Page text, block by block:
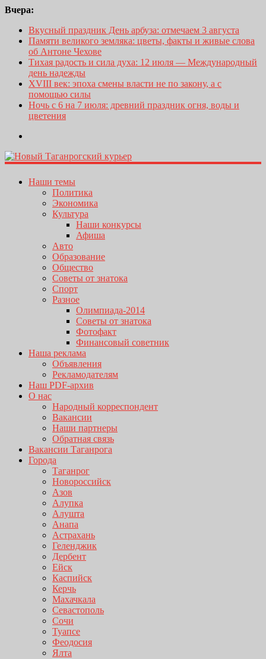
Вчера:
Вкусный праздник День арбуза: отмечаем 3 августа
Памяти великого земляка: цветы, факты и живые слова
об Антоне Чехове
Тихая радость и сила духа: 12 июля — Международный
день надежды
XVIII век: эпоха смены власти не по закону, а с
помощью силы
Ночь с 6 на 7 июля: древний праздник огня, воды и
цветения
Наши темы
Политика
Экономика
Культура
Наши конкурсы
Афиша
Авто
Образование
Общество
Советы от знатока
Спорт
Разное
Олимпиада-2014
Советы от знатока
Фотофакт
Финансовый советник
Наша реклама
Объявления
Рекламодателям
Наш PDF-архив
О нас
Народный корреспондент
Вакансии
Наши партнеры
Обратная связь
Вакансии Таганрога
Города
Таганрог
Новороссийск
Азов
Алупка
Алушта
Анапа
Астрахань
Геленджик
Дербент
Ейск
Каспийск
Керчь
Махачкала
Севастополь
Сочи
Туапсе
Феодосия
Ялта